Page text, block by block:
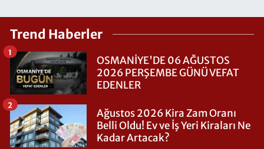
Trend Haberler
OSMANİYE'DE 06 AĞUSTOS
2026 PERŞEMBE GÜNÜ VEFAT
EDENLER
1
Ağustos 2026 Kira Zam Oranı
Belli Oldu! Ev ve İş Yeri Kiraları Ne
Kadar Artacak?
2